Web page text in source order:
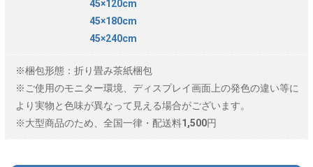
45×120cm
45×180cm
45×240cm
※梱包形態：折り畳み茶紙梱包
※ご使用のモニター環境、ディスプレイ画面上の発色の違い等に
より実物と色味が異なって見える場合がございます。
※大型商品のため、全国一律・配送料1,500円